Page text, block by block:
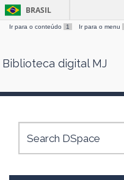
Skip
BRASIL
Ir para o conteúdo 1 Ir para o menu
Biblioteca digital MJ